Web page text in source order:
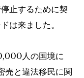
止するために契
は来ました。
人の国境に
売と違法移民に関